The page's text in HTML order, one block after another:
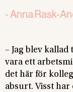
-Anna Rask-
– Jag blev
vara ett
det här för
absurt. Visst